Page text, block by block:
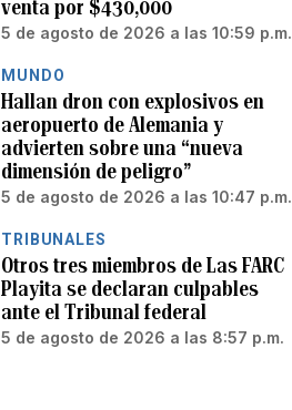
venta por $430,000
5 de agosto de 2026 a las 10:59 p.m.
MUNDO
Hallan dron con explosivos en
aeropuerto de Alemania y
advierten sobre una “nueva
dimensión de peligro”
5 de agosto de 2026 a las 10:47 p.m.
TRIBUNALES
Otros tres miembros de Las FARC
Playita se declaran culpables
ante el Tribunal federal
5 de agosto de 2026 a las 8:57 p.m.